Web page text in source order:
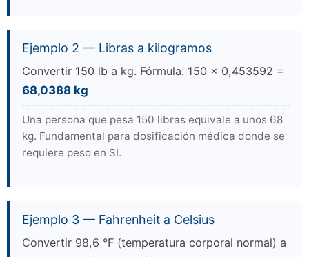
Ejemplo 2 — Libras a kilogramos
Convertir 150 lb a kg. Fórmula: 150 × 0,453592 =
68,0388 kg
Una persona que pesa 150 libras equivale a unos 68
kg. Fundamental para dosificación médica donde se
requiere peso en SI.
Ejemplo 3 — Fahrenheit a Celsius
Convertir 98,6 °F (temperatura corporal normal) a